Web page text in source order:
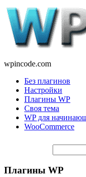
wpincode.com
Без плагинов
Настройки
Плагины WP
Своя тема
WP для
WooCommerce
Плагины WP